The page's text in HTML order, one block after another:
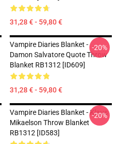
31,28 € - 59,80 €
Vampire Diaries Blanket -
Damon Salvatore Quote Throw
Blanket RB1312 [ID609]
31,28 € - 59,80 €
-20%
Vampire Diaries Blanket - Klaus
Mikaelson Throw Blanket
RB1312 [ID583]
-20%